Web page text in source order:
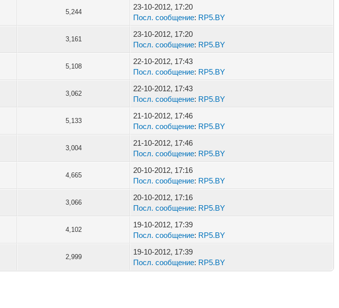
5,244
23-10-2012, 17:20
Посл. сообщение: RP5.BY
3,161
23-10-2012, 17:20
Посл. сообщение: RP5.BY
5,108
22-10-2012, 17:43
Посл. сообщение: RP5.BY
3,062
22-10-2012, 17:43
Посл. сообщение: RP5.BY
5,133
21-10-2012, 17:46
Посл. сообщение: RP5.BY
3,004
21-10-2012, 17:46
Посл. сообщение: RP5.BY
4,665
20-10-2012, 17:16
Посл. сообщение: RP5.BY
3,066
20-10-2012, 17:16
Посл. сообщение: RP5.BY
4,102
19-10-2012, 17:39
Посл. сообщение: RP5.BY
2,999
19-10-2012, 17:39
Посл. сообщение: RP5.BY